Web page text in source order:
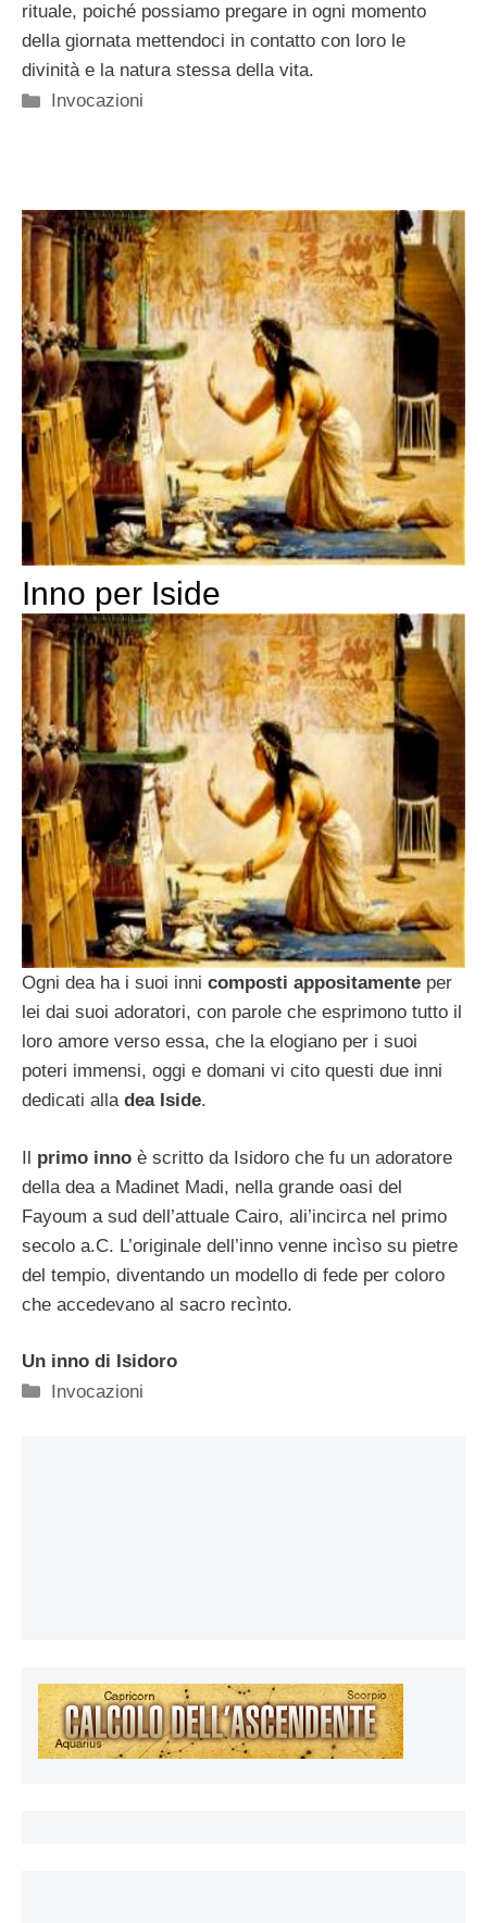
rituale, poiché possiamo pregare in ogni momento
della giornata mettendoci in contatto con loro le
divinità e la natura stessa della vita.
Categorie
Invocazioni
Inno per Iside
Ogni dea ha i suoi inni composti appositamente per
lei dai suoi adoratori, con parole che esprimono tutto il
loro amore verso essa, che la elogiano per i suoi
poteri immensi, oggi e domani vi cito questi due inni
dedicati alla dea Iside.
Il primo inno è scritto da Isidoro che fu un adoratore
della dea a Madinet Madi, nella grande oasi del
Fayoum a sud dell’attuale Cairo, ali’incirca nel primo
secolo a.C. L’originale dell’inno venne incìso su pietre
del tempio, diventando un modello di fede per coloro
che accedevano al sacro recìnto.
Un inno di Isidoro
Categorie
Invocazioni